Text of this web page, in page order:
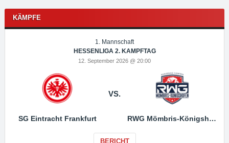
KÄMPFE
1. Mannschaft
HESSENLIGA 2. KAMPFTAG
12. September 2026 @ 20:00
SG Eintracht Frankfurt
VS.
RWG Mömbris-Königshofen
BERICHT